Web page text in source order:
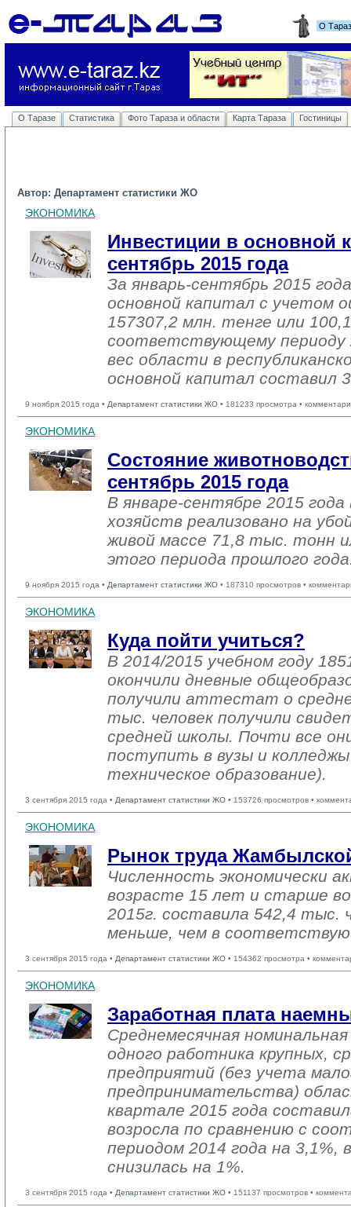
О
О Таразе Статистика Фото Тараза и области Карта Тараза Гостиницы
Автор: Департамент статистики ЖО
ЭКОНОМИКА
Инвестиции в основной
сентябрь 2015 года
За январь-сентябрь 2015
основной капитал с учетом
157307,2 млн. тенге или
соответствующему периоду
вес области в
основной капитал составил
9 ноября 2015 года • Департамент статистики ЖО • 181233 просмотра •
ЭКОНОМИКА
Состояние
сентябрь 2015 года
В январе-сентябре 2015 года
хозяйств реализовано на
живой массе 71,8 тыс. тонн
этого периода прошлого
9 ноября 2015 года • Департамент статистики ЖО • 187310 просмотров •
ЭКОНОМИКА
Куда пойти учиться?
В 2014/2015 учебном году
окончили дневные
получили аттестат о
тыс. человек получили
средней школы. Почти все
поступить в вузы и
техническое образование).
3 сентября 2015 года • Департамент статистики ЖО • 153726 просмотров •
ЭКОНОМИКА
Рынок труда
Численность экономически
возрасте 15 лет и старше
2015г. составила 542,4 тыс.
меньше, чем в
3 сентября 2015 года • Департамент статистики ЖО • 154362 просмотра •
ЭКОНОМИКА
Заработная плата
Среднемесячная
одного работника крупных,
предприятий (без учета
предпринимательства)
квартале 2015 года
возросла по сравнению с
периодом 2014 года на 3,1%,
снизилась на 1%.
3 сентября 2015 года • Департамент статистики ЖО • 151137 просмотров •